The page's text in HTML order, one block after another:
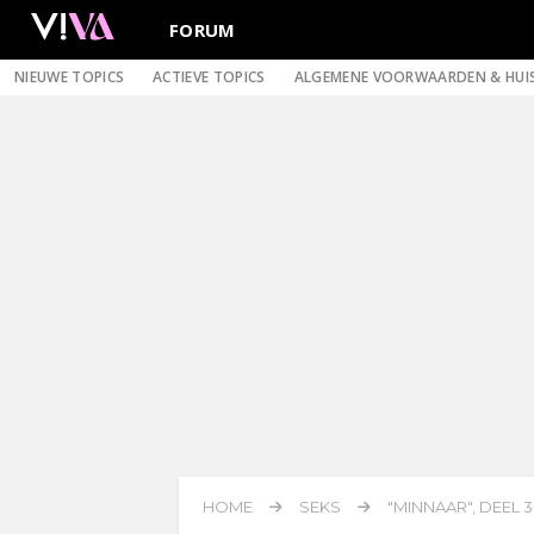
FORUM
NIEUWE TOPICS ACTIEVE TOPICS ALGEMENE VOORWAARDEN &
HOME SEKS "MINNAAR", DEEL